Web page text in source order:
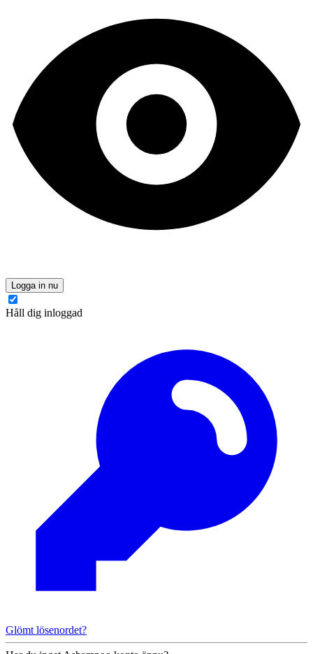
Logga in nu
Håll dig inloggad
Glömt lösenordet?